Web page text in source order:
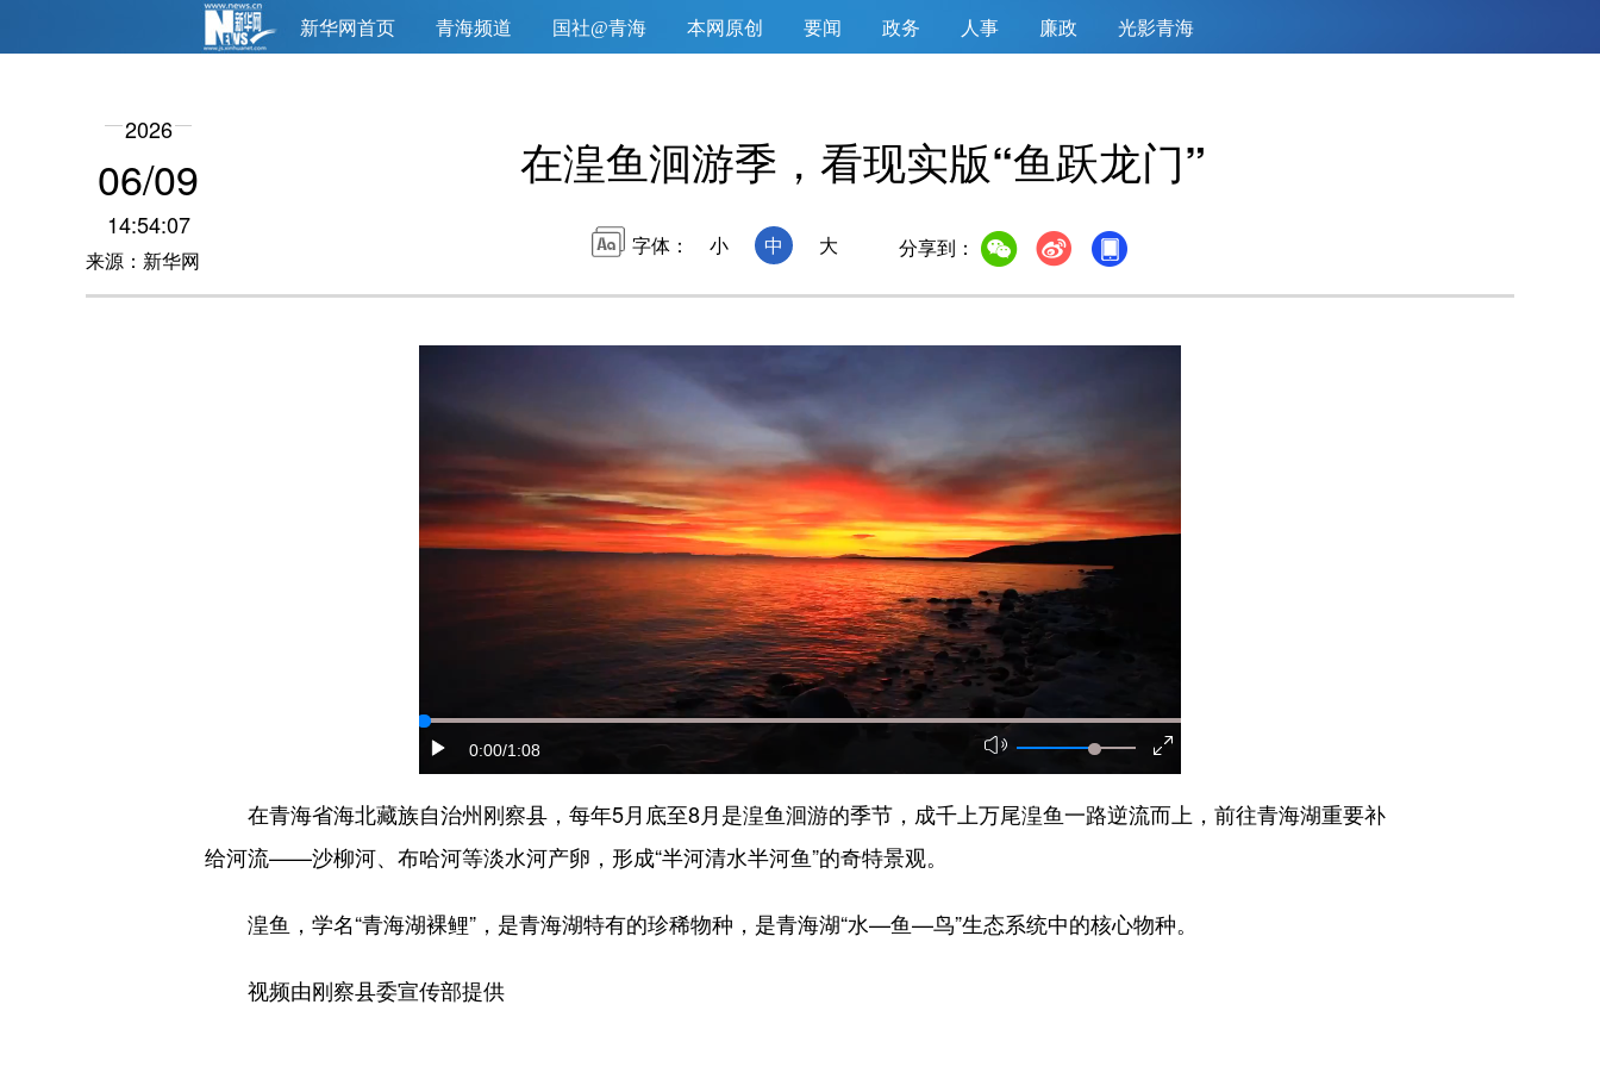
新华网首页 青海频道 国社@青海 本网原创 要闻 政务 人事 廉政 光影青海
2026
06/09
14:54:07
来源：新华网
在湟鱼洄游季，看现实版“鱼跃龙门”
字体： 小 中 大 分享到：
0:00/1:08
在青海省海北藏族自治州刚察县，每年5月底至8月是湟鱼洄游的季节，成千上万尾湟鱼一路逆流而上，前往青海湖重要补
给河流——沙柳河、布哈河等淡水河产卵，形成“半河清水半河鱼”的奇特景观。
湟鱼，学名“青海湖裸鲤”，是青海湖特有的珍稀物种，是青海湖“水—鱼—鸟”生态系统中的核心物种。
视频由刚察县委宣传部提供